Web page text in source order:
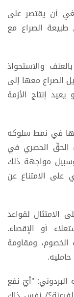
أن يقتصر على
الصراع مع
والاستحواذ
الصراع معها إلى
إنتاج الأزمة
في نمط سلوكه
الحقّ الحصري في
مواجهة ذلك
على الامتناع عن
الامتثال لقواعد
أو الإقصاء.
الخصوم، ومقاومة
البردوني: "أيّ نفع